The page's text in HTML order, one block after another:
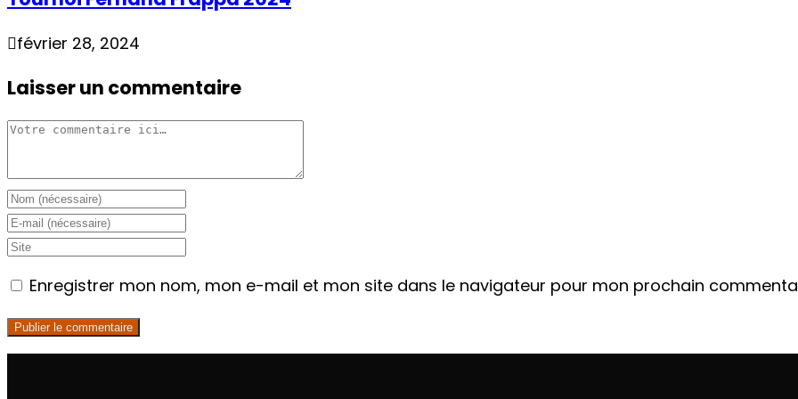
février 28, 2024
Laisser un commentaire
Enregistrer mon nom, mon e-mail et mon site dans le navigateur pour mon prochain